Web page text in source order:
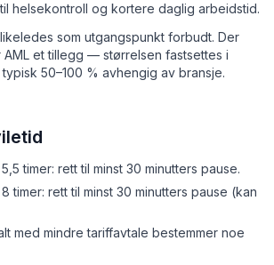
helsekontroll og kortere daglig arbeidstid.
som utgangspunkt forbudt. Der
et tillegg — størrelsen fastsettes i
50–100 % avhengig av bransje.
timer: rett til minst 30 minutters pause.
timer: rett til minst 30 minutters pause (kan
med mindre tariffavtale bestemmer noe